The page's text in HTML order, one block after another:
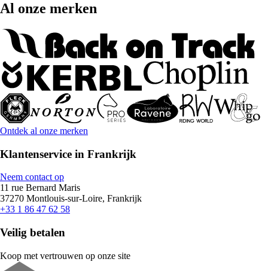
Al onze merken
Ontdek al onze merken
Klantenservice in Frankrijk
Neem contact op
11 rue Bernard Maris
37270 Montlouis-sur-Loire, Frankrijk
+33 1 86 47 62 58
Veilig betalen
Koop met vertrouwen op onze site